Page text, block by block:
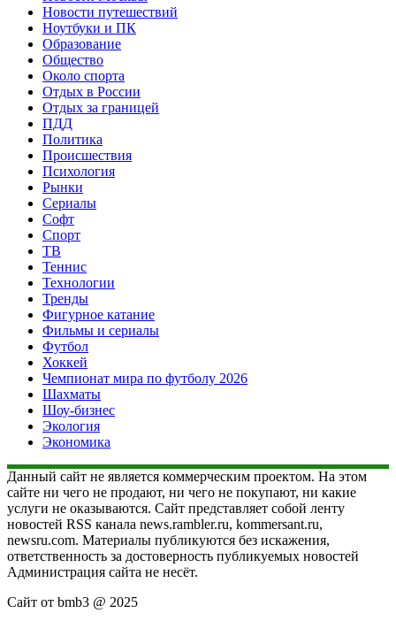
Новости путешествий
Ноутбуки и ПК
Образование
Общество
Около спорта
Отдых в России
Отдых за границей
ПДД
Политика
Происшествия
Психология
Рынки
Сериалы
Софт
Спорт
ТВ
Теннис
Технологии
Тренды
Фигурное катание
Фильмы и сериалы
Футбол
Хоккей
Чемпионат мира по футболу 2026
Шахматы
Шоу-бизнес
Экология
Экономика
Данный сайт не является коммерческим проектом. На этом
сайте ни чего не продают, ни чего не покупают, ни какие
услуги не оказываются. Сайт представляет собой ленту
новостей RSS канала news.rambler.ru, kommersant.ru,
newsru.com. Материалы публикуются без искажения,
ответственность за достоверность публикуемых новостей
Администрация сайта не несёт.
Сайт от bmb3 @ 2025